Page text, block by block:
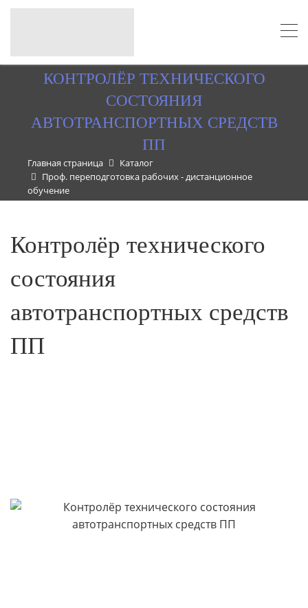
КОНТРОЛЁР ТЕХНИЧЕСКОГО
СОСТОЯНИЯ
АВТОТРАНСПОРТНЫХ СРЕДСТВ
ПП
Главная страница
Каталог
Проф. переподготовка рабочих - дистанционное
обучение
Контролёр технического
состояния
автотранспортных средств
ПП